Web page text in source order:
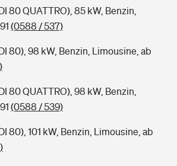
80 QUATTRO), 85 kW, Benzin,
(0588 / 537)
80), 98 kW, Benzin, Limousine, ab
80 QUATTRO), 98 kW, Benzin,
(0588 / 539)
80), 101 kW, Benzin, Limousine, ab